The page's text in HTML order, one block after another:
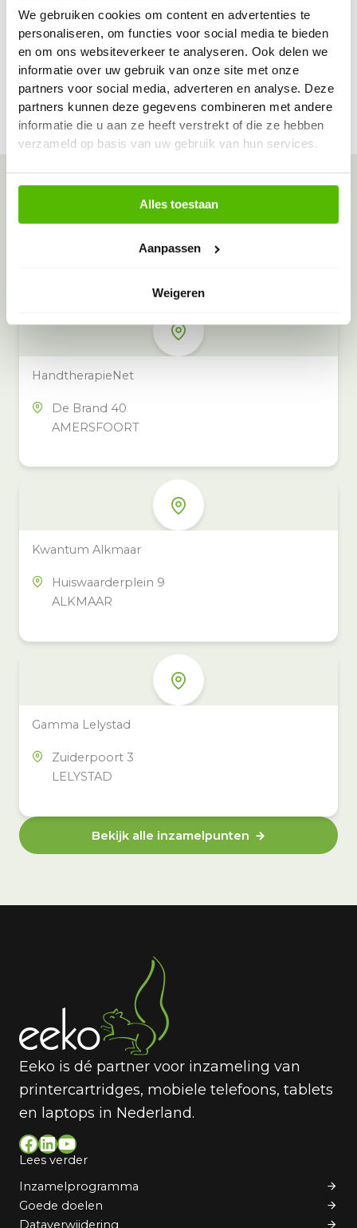
We gebruiken cookies om content en advertenties te
personaliseren, om functies voor social media te bieden
en om ons websiteverkeer te analyseren. Ook delen we
informatie over uw gebruik van onze site met onze
partners voor social media, adverteren en analyse. Deze
partners kunnen deze gegevens combineren met andere
informatie die u aan ze heeft verstrekt of die ze hebben
verzameld op basis van uw gebruik van hun services.
Alles toestaan
Aanpassen
Weigeren
De meest voorkomende vragen over onze dienst vind
je hier.
Bekijk alle antwoorden
Meer inzamelpunten in de buurt
inzamelpunten in het hele land,
ook in jouw buurt.
HandtherapieNet
De Brand 40
AMERSFOORT
Kwantum Alkmaar
Huiswaarderplein 9
ALKMAAR
Gamma Lelystad
Zuiderpoort 3
LELYSTAD
Bekijk alle inzamelpunten
Eeko is dé partner voor inzameling van
printercartridges, mobiele telefoons, tablets
en laptops in Nederland.
Facebook LinkedIn YouTube
Lees verder
Inzamelprogramma
Goede doelen